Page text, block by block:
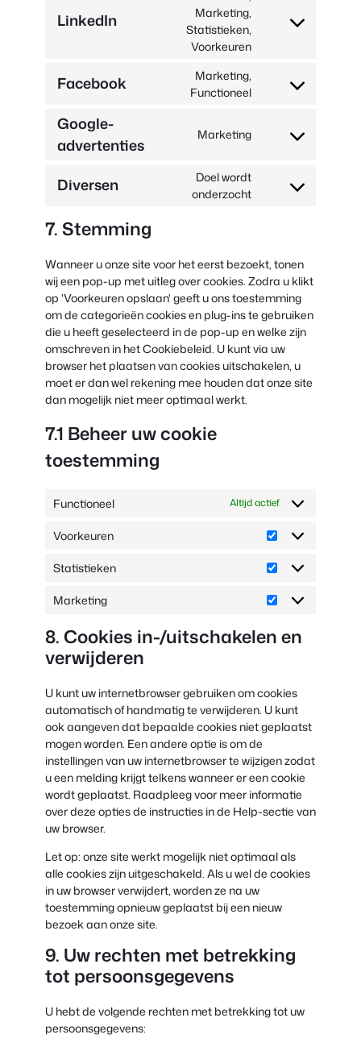
paypal
LinkedIn
Marketing,
Statistieken,
Voorkeuren
Toestemming
linkedin
Facebook
Marketing,
Functioneel
Toestemming
facebook
Google-
advertenties
Marketing
Toestemming
google-
Diversen
Doel wordt
onderzocht
Consent
gettext-
data-
7. Stemming
Wanneer u onze site voor het eerst bezoekt, tonen
wij een pop-up met uitleg over cookies. Zodra u klikt
op 'Voorkeuren opslaan' geeft u ons toestemming
om de categorieën cookies en plug-ins te gebruiken
die u heeft geselecteerd in de pop-up en welke zijn
omschreven in het Cookiebeleid. U kunt via uw
browser het plaatsen van cookies uitschakelen, u
moet er dan wel rekening mee houden dat onze site
dan mogelijk niet meer optimaal werkt.
7.1 Beheer uw cookie
toestemming
Functioneel Altijd actief
Voorkeuren
Voorkeuren
Statistieken
Statistieken
Marketing
Marketing
8. Cookies in-/uitschakelen en
verwijderen
U kunt uw internetbrowser gebruiken om cookies
automatisch of handmatig te verwijderen. U kunt
ook aangeven dat bepaalde cookies niet geplaatst
mogen worden. Een andere optie is om de
instellingen van uw internetbrowser te wijzigen zodat
u een melding krijgt telkens wanneer er een cookie
wordt geplaatst. Raadpleeg voor meer informatie
over deze opties de instructies in de Help-sectie van
uw browser.
Let op: onze site werkt mogelijk niet optimaal als
alle cookies zijn uitgeschakeld. Als u wel de cookies
in uw browser verwijdert, worden ze na uw
toestemming opnieuw geplaatst bij een nieuw
bezoek aan onze site.
9. Uw rechten met betrekking
tot persoonsgegevens
U hebt de volgende rechten met betrekking tot uw
persoonsgegevens: